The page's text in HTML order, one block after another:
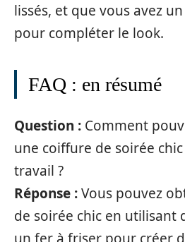
lissés, et que vous avez
pour compléter le look.
FAQ : en résumé
Question : Comment
une coiffure de soirée
travail ?
Réponse :Vous pouvez
de soirée chic en utilisant